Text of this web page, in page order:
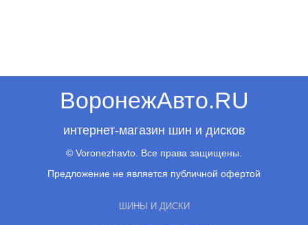
ВоронежАвто.RU
интернет-магазин шин и дисков
© Voronezhavto. Все права защищены.
Предложение не является публичной офертой
ШИНЫ И ДИСКИ